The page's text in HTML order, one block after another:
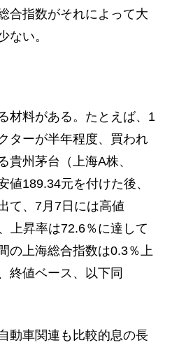
合指数がそれによって大
ない。
材料がある。たとえば、1
ターが半年程度、買われ
貴州茅台（上海A株、
値189.34元を付けた後、
て、7月7日には高値
上昇率は72.6％に達して
の上海総合指数は0.3％上
終値ベース、以下同
動車関連も比較的息の長